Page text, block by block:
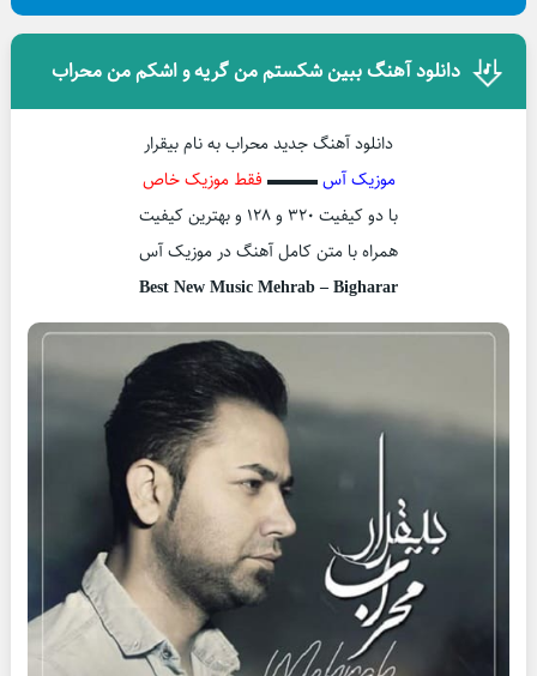
دانلود آهنگ ببین شکستم من گریه و اشکم من محراب
دانلود آهنگ جدید محراب به نام بیقرار
موزیک آس▬▬▬ فقط موزیک خاص
با دو کیفیت ۳۲۰ و ۱۲۸ و بهترین کیفیت
همراه با متن کامل آهنگ در موزیک آس
Best New Music Mehrab – Bigharar